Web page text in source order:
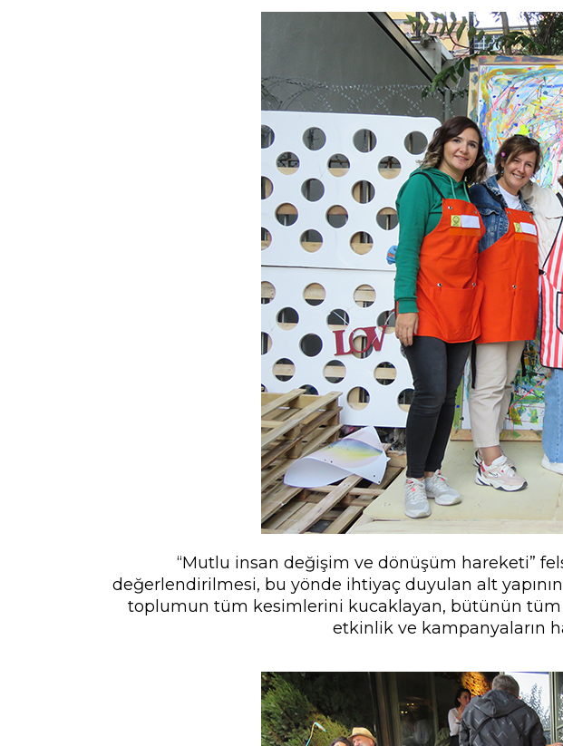
“Mutlu insan değişim ve dönüşüm hareketi”
değerlendirilmesi, bu yönde ihtiyaç duyulan alt
toplumun tüm kesimlerini kucaklayan, bütünün tüm
etkinlik ve kampanyaların